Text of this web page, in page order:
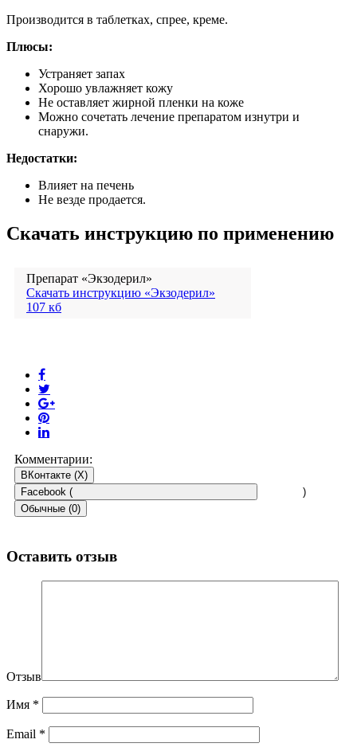
Производится в таблетках, спрее, креме.
Плюсы:
Устраняет запах
Хорошо увлажняет кожу
Не оставляет жирной пленки на коже
Можно сочетать лечение препаратом изнутри и
снаружи.
Недостатки:
Влияет на печень
Не везде продается.
Скачать инструкцию по применению
Препарат «Экзодерил»
Скачать инструкцию «Экзодерил»
107 кб
Комментарии:
ВКонтакте (X)
Facebook (
)
Обычные (0)
Оставить отзыв
Отзыв
Имя *
Email *